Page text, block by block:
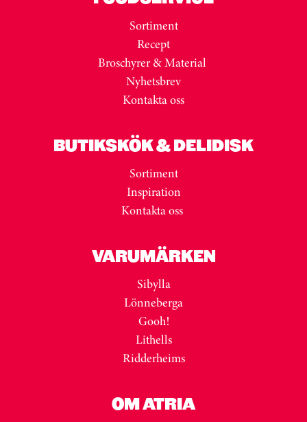
Sortiment
Recept
Broschyrer & Material
Nyhetsbrev
Kontakta oss
BUTIKSKÖK & DELIDISK
Sortiment
Inspiration
Kontakta oss
VARUMÄRKEN
Sibylla
Lönneberga
Gooh!
Lithells
Ridderheims
OM ATRIA